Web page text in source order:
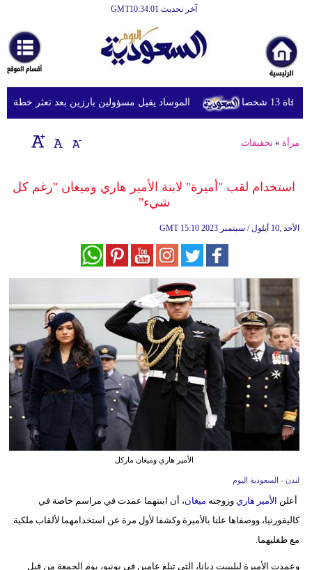
آخر تحديث GMT10:34:01
أخبارعاجلة
رياضة
ثقافة
إقتصاد
وموسيقى
ديكور
أخبار
إعلام
تعليم
وتكنولوجيا
الموساد يقيل مسؤولين بارزين بعد تعثر خطة
مرأة »تحقيقات
استخدام لقب "أميرة" لابنة الأمير هاري وميغان "رغم كل
شيء"
GMT 15:10 2023 الأحد ,10 أيلول / سبتمبر
الأمير هاري وميغان ماركل
لندن - السعودية اليوم
أعلن الأمير هاري وزوجته ميغان، أن ابنتهما عمدت في مراسم خاصة في
كاليفورنيا، ووصفاها علنا بالأميرة وكشفا لأول مرة عن استخدامهما لألقاب ملكية
مع طفليهما.
وعمدت الأميرة ليليبيت ديانا، التي تبلغ عامين في يونيو، يوم الجمعة من قبل